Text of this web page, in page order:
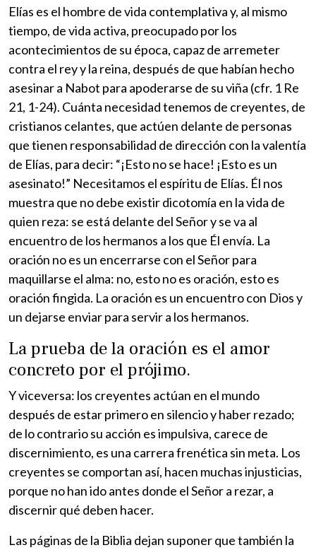
Elías es el hombre de vida contemplativa y, al mismo
tiempo, de vida activa, preocupado por los
acontecimientos de su época, capaz de arremeter
contra el rey y la reina, después de que habían hecho
asesinar a Nabot para apoderarse de su viña (cfr. 1 Re
21, 1-24). Cuánta necesidad tenemos de creyentes, de
cristianos celantes, que actúen delante de personas
que tienen responsabilidad de dirección con la valentía
de Elías, para decir: “¡Esto no se hace! ¡Esto es un
asesinato!” Necesitamos el espíritu de Elías. Él nos
muestra que no debe existir dicotomía en la vida de
quien reza: se está delante del Señor y se va al
encuentro de los hermanos a los que Él envía. La
oración no es un encerrarse con el Señor para
maquillarse el alma: no, esto no es oración, esto es
oración fingida. La oración es un encuentro con Dios y
un dejarse enviar para servir a los hermanos.
La prueba de la oración es el amor
concreto por el prójimo.
Y viceversa: los creyentes actúan en el mundo
después de estar primero en silencio y haber rezado;
de lo contrario su acción es impulsiva, carece de
discernimiento, es una carrera frenética sin meta. Los
creyentes se comportan así, hacen muchas injusticias,
porque no han ido antes donde el Señor a rezar, a
discernir qué deben hacer.
Las páginas de la Biblia dejan suponer que también la